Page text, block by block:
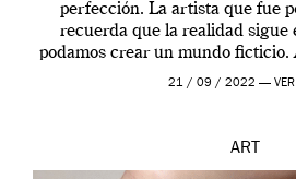
perfección. La artista que fue
recuerda que la realidad sigue
podamos crear un mundo
que los humanos tienen
21 / 09 / 2022 —
ART